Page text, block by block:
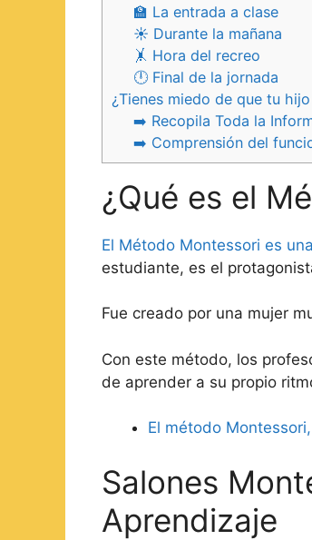
🏫 La entrada a clase
☀️ Durante la mañana
🤸 Hora del recreo
🕛 Final de la jornada
¿Tienes miedo de que tu
➡️ Recopila Toda la
➡️ Comprensión del
¿Qué es el
El Método Montessori es
estudiante, es el
Fue creado por una mujer
Con este método, los
de aprender a su propio
El método
Salones
Aprendizaje